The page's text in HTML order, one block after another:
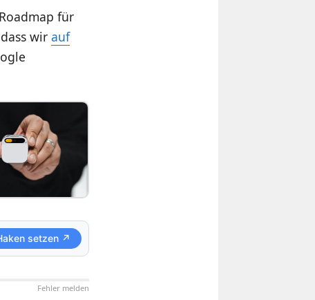
für
wir auf
setzen ↗
Fehler melden